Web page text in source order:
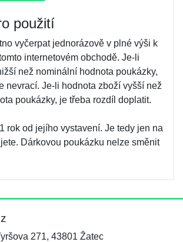
použití
vyčerpat jednorázově v plné výši k
internetovém obchodě. Je-li
než nominální hodnota poukázky,
nevrací. Je-li hodnota zboží vyšší než
poukázky, je třeba rozdíl doplatit.
rok od jejího vystavení. Je tedy jen na
Dárkovou poukázku nelze směnit
271, 43801 Žatec